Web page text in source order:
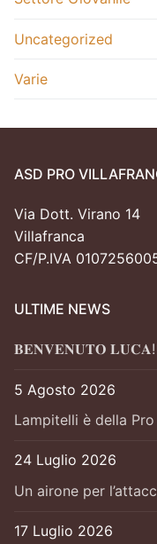
Uncategorized
Varie
ASD PRO
Via Dott. Virano 14
Villafranca
CF/P.IVA
ULTIME NEWS
𝐁𝐄𝐍𝐕𝐄𝐍𝐔𝐓𝐎 𝐋𝐔𝐂𝐀!
5 Agosto 2026
Lampitelli è della Pro
24 Luglio 2026
Un airone per
17 Luglio 2026